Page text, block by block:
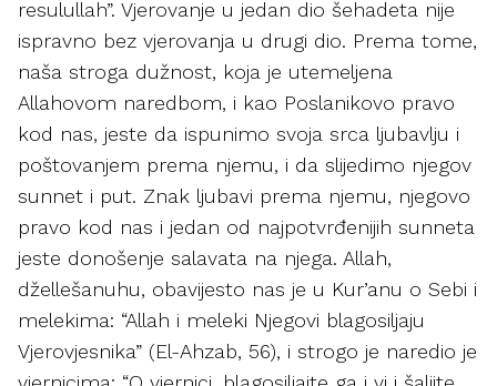
resulullah”. Vjerovanje u jedan dio šehadeta nije
ispravno bez vjerovanja u drugi dio. Prema tome,
naša stroga dužnost, koja je utemeljena
Allahovom naredbom, i kao Poslanikovo pravo
kod nas, jeste da ispunimo svoja srca ljubavlju i
poštovanjem prema njemu, i da slijedimo njegov
sunnet i put. Znak ljubavi prema njemu, njegovo
pravo kod nas i jedan od najpotvrđenijih sunneta
jeste donošenje salavata na njega. Allah,
džellešanuhu, obavijesto nas je u Kur’anu o Sebi i
melekima: “Allah i meleki Njegovi blagosiljaju
Vjerovjesnika” (El-Ahzab, 56), i strogo je naredio je